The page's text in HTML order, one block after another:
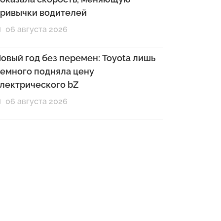
водителей
06 августа 2026
год без перемен: Toyota лишь
подняла цену
bZ
06 августа 2026